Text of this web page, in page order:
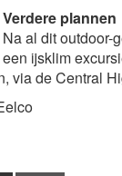
Verdere plannen
Na al dit outdoor-
een ijsklim
via de Central